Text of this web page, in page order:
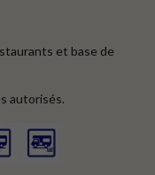
et base de
autorisés.